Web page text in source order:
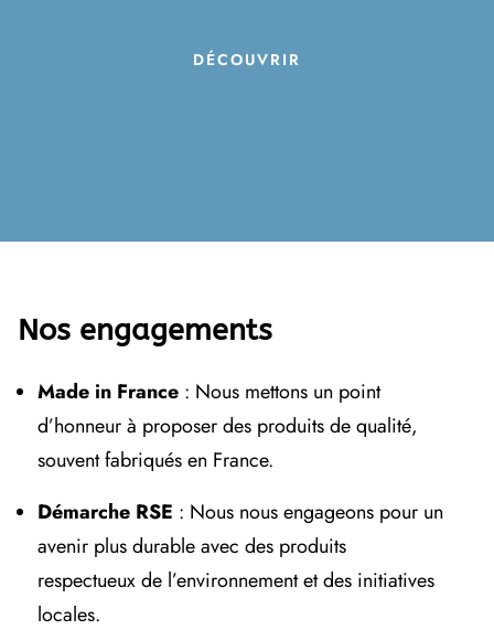
DÉCOUVRIR
Nos engagements
Made in France : Nous mettons un point
d’honneur à proposer des produits de qualité,
souvent fabriqués en France.
Démarche RSE : Nous nous engageons pour un
avenir plus durable avec des produits
respectueux de l’environnement et des initiatives
locales.